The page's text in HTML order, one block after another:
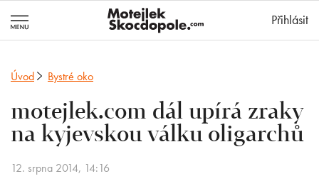
Přihlásit
Úvod Bystré oko
motejlek.com dál upírá zraky
na kyjevskou válku oligarchů
12. srpna 2014, 14:16